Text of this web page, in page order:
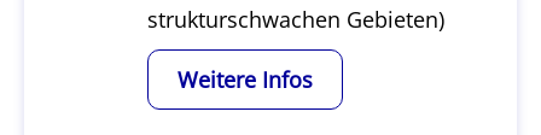
strukturschwachen Gebieten)
Weitere Infos